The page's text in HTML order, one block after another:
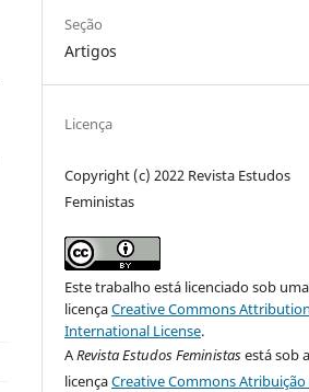
Seção
Artigos
Licença
Copyright (c) 2022 Revista Estudos
Feministas
Este trabalho está licenciado sob uma
licençaCreative Commons
International License.
ARevista Estudos Feministasestá sob a
licençaCreative Commons Atribuição